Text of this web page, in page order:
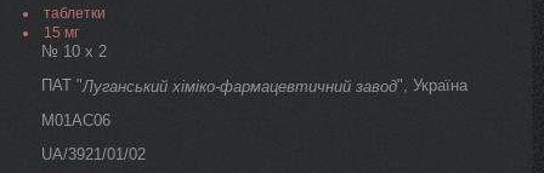
таблетки
15 мг
№ 10 х 2
ПАТ "Луганський хіміко-фармацевтичний завод", Україна
M01AC06
UA/3921/01/02